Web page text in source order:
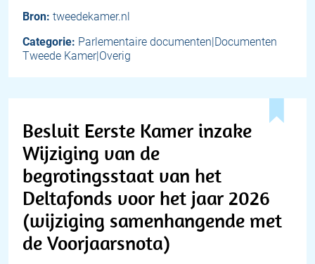
Bron: tweedekamer.nl
Categorie: Parlementaire documenten|Documenten
Tweede Kamer|Overig
Besluit Eerste Kamer inzake
Wijziging van de
begrotingsstaat van het
Deltafonds voor het jaar 2026
(wijziging samenhangende met
de Voorjaarsnota)